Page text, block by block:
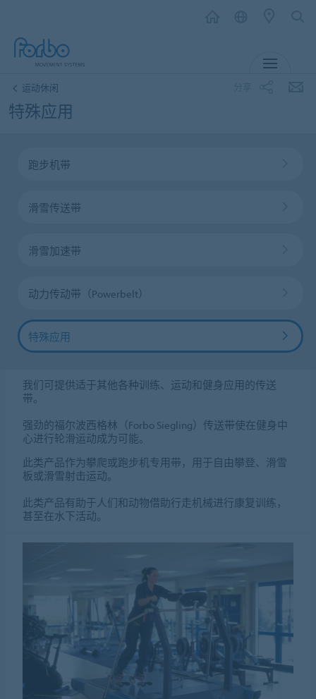
运动休闲
特殊应用
跑步机带
滑雪传送带
滑雪加速带
动力传动带（Powerbelt）
特殊应用
我们可提供适于其他各种训练、运动和健身应用的传送
带。
强劲的福尔波西格林（Forbo Siegling）传送带使在健身中
心进行轮滑运动成为可能。
此类产品作为攀爬或跑步机专用带，用于自由攀登、滑雪
板或滑雪射击运动。
此类产品有助于人们和动物借助行走机械进行康复训练，
甚至在水下活动。